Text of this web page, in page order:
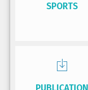
SPORTS